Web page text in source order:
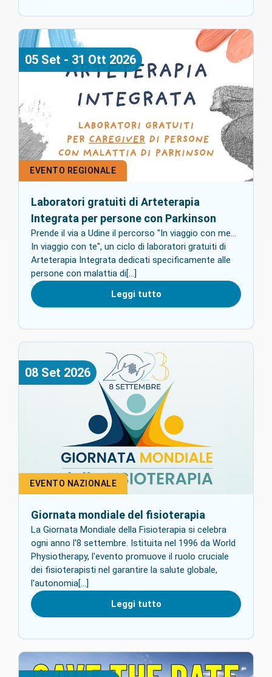
EVENTO REGIONALE
05 Set - 31 Ott 2026
Laboratori gratuiti di Arteterapia
Integrata per persone con Parkinson
Prende il via a Udine il percorso "In viaggio con me...
In viaggio con te", un ciclo di laboratori gratuiti di
Arteterapia Integrata dedicati specificamente alle
persone con malattia di[...]
Leggi tutto
EVENTO NAZIONALE
08 Set 2026
Giornata mondiale del fisioterapia
La Giornata Mondiale della Fisioterapia si celebra
ogni anno l'8 settembre. Istituita nel 1996 da World
Physiotherapy, l'evento promuove il ruolo cruciale
dei fisioterapisti nel garantire la salute globale,
l'autonomia[...]
Leggi tutto